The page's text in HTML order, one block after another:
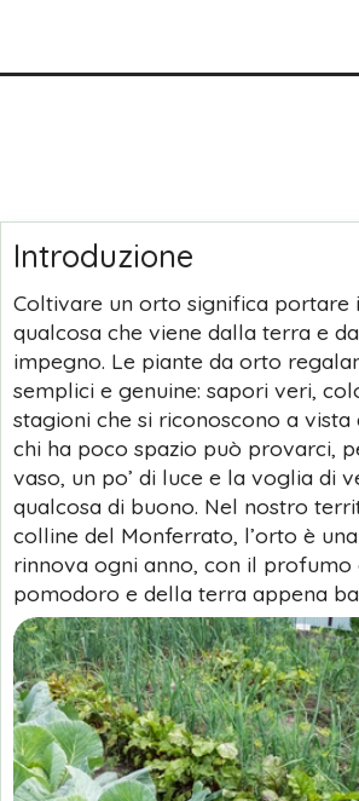
Introduzione
Coltivare un orto significa portare
qualcosa che viene dalla terra e
impegno. Le piante da orto
semplici e genuine: sapori veri,
stagioni che si riconoscono a vista
chi ha poco spazio può provarci,
vaso, un po’ di luce e la voglia di
qualcosa di buono. Nel nostro
colline del Monferrato, l’orto è
rinnova ogni anno, con il profumo
pomodoro e della terra appena